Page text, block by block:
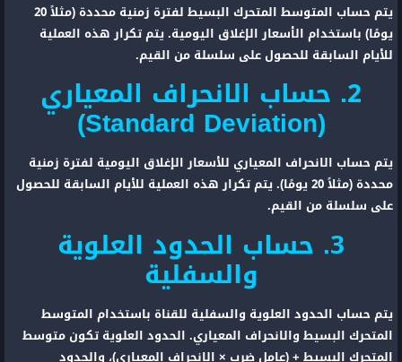
يتم حساب المتوسط المتحرك البسيط لفترة زمنية محددة (مثلاً 20
يومًا) باستخدام الأسعار الإغلاق اليومية. يتم تكرار هذه العملية
للأيام السابقة للحصول على سلسلة من القيم.
2. حساب الانحراف المعياري
(Standard Deviation)
يتم حساب الانحراف المعياري للأسعار الإغلاق اليومية لفترة زمنية
محددة (مثلاً 20 يومًا). يتم تكرار هذه العملية للأيام السابقة للحصول
على سلسلة من القيم.
3. حساب الحدود العلوية
والسفلية
يتم حساب الحدود العلوية والسفلية للقناة باستخدام المتوسط
المتحرك البسيط والانحراف المعياري. الحدود العلوية تكون متوسط
المتحرك البسيط + (عامل ضرب × الانحراف المعياري)، والحدود